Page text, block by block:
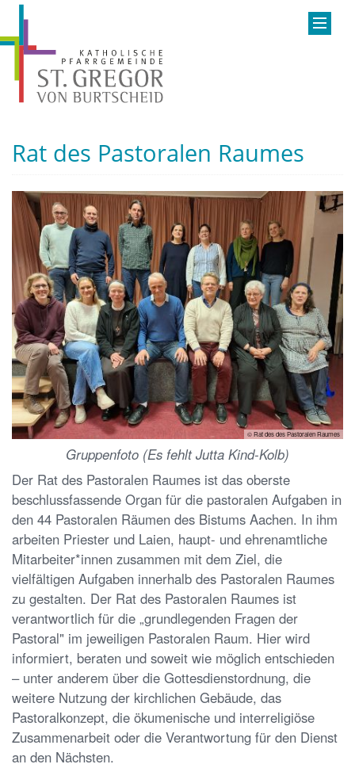
Rat des Pastoralen Raumes
© Rat des des Pastoralen Raumes
Gruppenfoto (Es fehlt Jutta Kind-Kolb)
Der Rat des Pastoralen Raumes ist das oberste
beschlussfassende Organ für die pastoralen Aufgaben in
den 44 Pastoralen Räumen des Bistums Aachen. In ihm
arbeiten Priester und Laien, haupt- und ehrenamtliche
Mitarbeiter*innen zusammen mit dem Ziel, die
vielfältigen Aufgaben innerhalb des Pastoralen Raumes
zu gestalten. Der Rat des Pastoralen Raumes ist
verantwortlich für die „grundlegenden Fragen der
Pastoral" im jeweiligen Pastoralen Raum. Hier wird
informiert, beraten und soweit wie möglich entschieden
– unter anderem über die Gottesdienstordnung, die
weitere Nutzung der kirchlichen Gebäude, das
Pastoralkonzept, die ökumenische und interreligiöse
Zusammenarbeit oder die Verantwortung für den Dienst
an den Nächsten.